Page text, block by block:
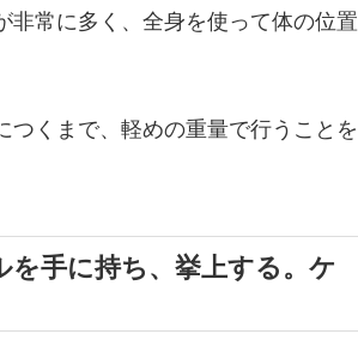
非常に多く、全身を使って体の位置
くまで、軽めの重量で行うことを
手に持ち、挙上する。ケ